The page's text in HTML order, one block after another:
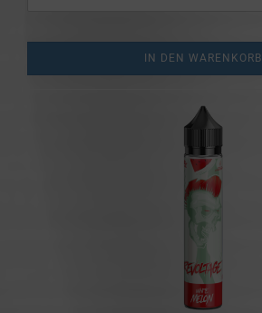
IN DEN WARENKORB